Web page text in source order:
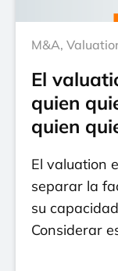
M&A,
El
quien
quien
El valuation
separar la
su
Considerar